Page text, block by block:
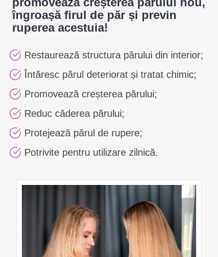
îngroașă firul de păr și previn
ruperea acestuia!
Restaurează structura părului din interior;
Întăresc părul deteriorat și tratat chimic;
Promovează creșterea părului;
Reduc căderea părului;
Protejează părul de rupere;
Potrivite pentru utilizare zilnică.